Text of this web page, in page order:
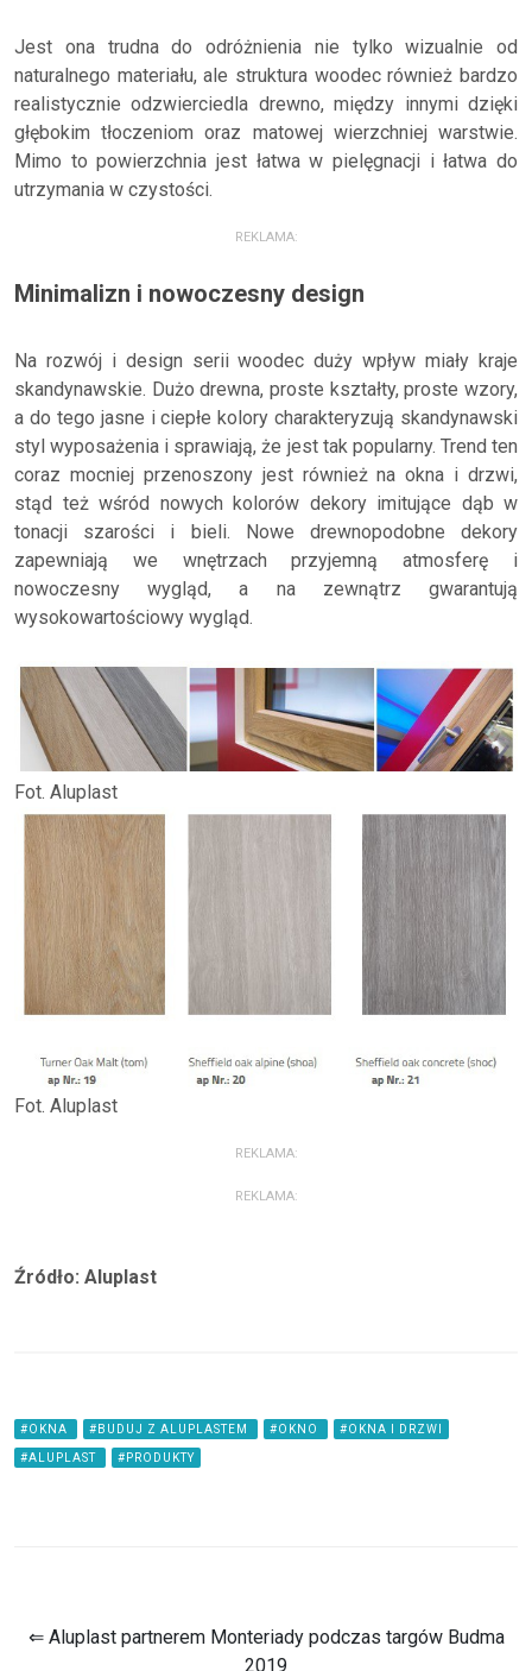
Jest ona trudna do odróżnienia nie tylko wizualnie od
naturalnego materiału, ale struktura woodec również bardzo
realistycznie odzwierciedla drewno, między innymi dzięki
głębokim tłoczeniom oraz matowej wierzchniej warstwie.
Mimo to powierzchnia jest łatwa w pielęgnacji i łatwa do
utrzymania w czystości.
REKLAMA:
Minimalizn i nowoczesny design
Na rozwój i design serii woodec duży wpływ miały kraje
skandynawskie. Dużo drewna, proste kształty, proste wzory,
a do tego jasne i ciepłe kolory charakteryzują skandynawski
styl wyposażenia i sprawiają, że jest tak popularny. Trend ten
coraz mocniej przenoszony jest również na okna i drzwi,
stąd też wśród nowych kolorów dekory imitujące dąb w
tonacji szarości i bieli. Nowe drewnopodobne dekory
zapewniają we wnętrzach przyjemną atmosferę i
nowoczesny wygląd, a na zewnątrz gwarantują
wysokowartościowy wygląd.
Fot. Aluplast
Fot. Aluplast
REKLAMA:
REKLAMA:
Źródło: Aluplast
#OKNA #BUDUJ Z ALUPLASTEM #OKNO #OKNA I DRZWI
#ALUPLAST #PRODUKTY
⇐ Aluplast partnerem Monteriady podczas targów Budma
2019